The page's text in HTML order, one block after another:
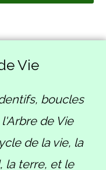
Vie
boucles
de Vie
de la vie, la
la terre, et le